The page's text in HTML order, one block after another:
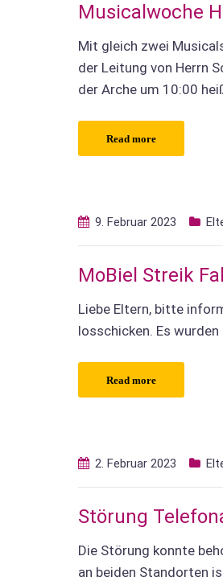
Musicalwoche
Mit gleich zwei
der Leitung von Herrn
der Arche um 10:00
Read more
9. Februar 2023
MoBiel Streik
Liebe Eltern, bitte
losschicken. Es
Read more
2. Februar 2023
Störung
Die Störung konnte
an beiden Standorten